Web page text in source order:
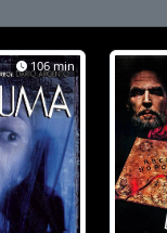
106 min